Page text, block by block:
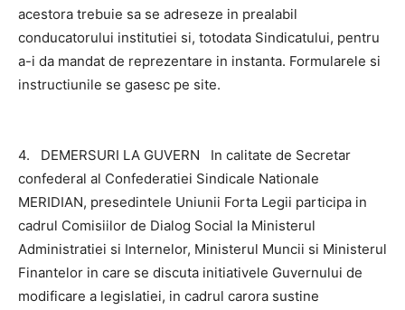
acestora trebuie sa se adreseze in prealabil
conducatorului institutiei si, totodata Sindicatului, pentru
a-i da mandat de reprezentare in instanta. Formularele si
instructiunile se gasesc pe site.
4. DEMERSURI LA GUVERN In calitate de Secretar
confederal al Confederatiei Sindicale Nationale
MERIDIAN, presedintele Uniunii Forta Legii participa in
cadrul Comisiilor de Dialog Social la Ministerul
Administratiei si Internelor, Ministerul Muncii si Ministerul
Finantelor in care se discuta initiativele Guvernului de
modificare a legislatiei, in cadrul carora sustine